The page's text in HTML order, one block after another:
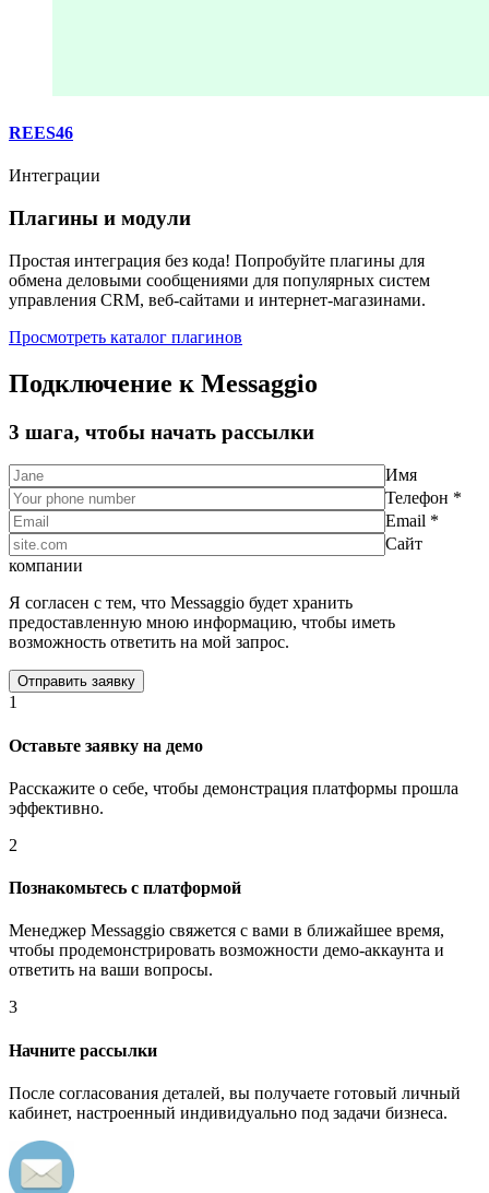
REES46
Интеграции
Плагины и модули
Простая интеграция без кода! Попробуйте плагины для
обмена деловыми сообщениями для популярных систем
управления CRM, веб-сайтами и интернет-магазинами.
Просмотреть каталог плагинов
Подключение к Messaggio
3 шага, чтобы начать рассылки
Имя
Телефон *
Email *
Сайт
компании
Я согласен с тем, что Messaggio будет хранить
предоставленную мною информацию, чтобы иметь
возможность ответить на мой запрос.
1
Оставьте заявку на демо
Расскажите о себе, чтобы демонстрация платформы прошла
эффективно.
2
Познакомьтесь с платформой
Менеджер Messaggio свяжется с вами в ближайшее время,
чтобы продемонстрировать возможности демо-аккаунта и
ответить на ваши вопросы.
3
Начните рассылки
После согласования деталей, вы получаете готовый личный
кабинет, настроенный индивидуально под задачи бизнеса.